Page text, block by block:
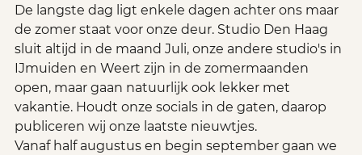
De langste dag ligt enkele dagen achter ons maar
de zomer staat voor onze deur. Studio Den Haag
sluit altijd in de maand Juli, onze andere studio's in
IJmuiden en Weert zijn in de zomermaanden
open, maar gaan natuurlijk ook lekker met
vakantie. Houdt onze socials in de gaten, daarop
publiceren wij onze laatste nieuwtjes.
Vanaf half augustus en begin september gaan we